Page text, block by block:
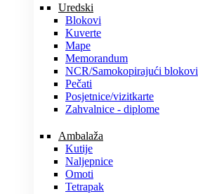
Uredski
Blokovi
Kuverte
Mape
Memorandum
NCR/Samokopirajući blokovi
Pečati
Posjetnice/vizitkarte
Zahvalnice - diplome
Ambalaža
Kutije
Naljepnice
Omoti
Tetrapak